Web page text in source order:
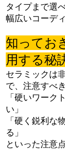
タイプまで選
幅広いコーデ
知ってお
用する秘
セラミックは
で、注意すべ
「硬いワーク
い」
「硬く鋭利な
る」
といった注意点